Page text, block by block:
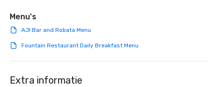
Menu's
AJI Bar and Robata Menu
Fountain Restaurant Daily Breakfast Menu
Extra informatie